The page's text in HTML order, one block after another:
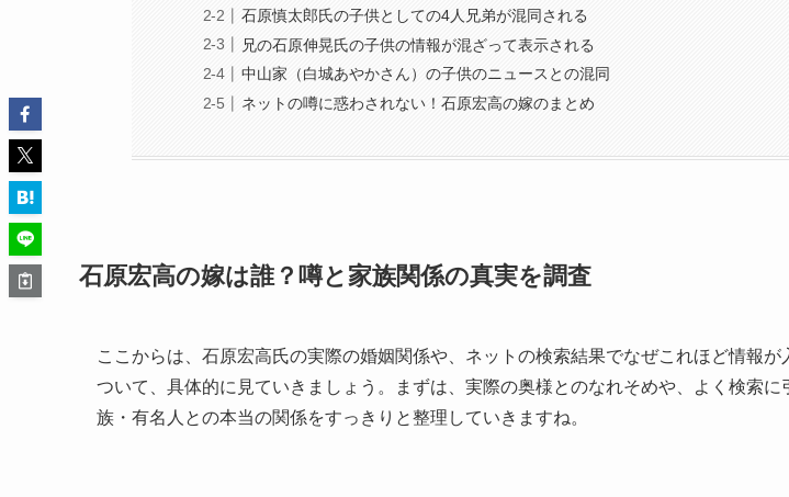
石原慎太郎氏の子供としての4人兄弟が混同される
兄の石原伸晃氏の子供の情報が混ざって表示される
中山家（白城あやかさん）の子供のニュースとの混同
ネットの噂に惑わされない！石原宏高の嫁のまとめ
石原宏高の嫁は誰？噂と家族関係の真実を調査
ここからは、石原宏高氏の実際の婚姻関係や、ネットの検索結果でなぜこれほど情報が
ついて、具体的に見ていきましょう。まずは、実際の奥様とのなれそめや、よく検索に
族・有名人との本当の関係をすっきりと整理していきますね。